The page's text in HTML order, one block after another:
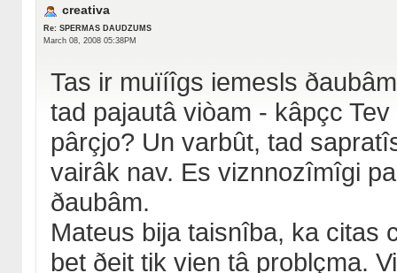
creativa
Re: SPERMAS DAUDZUMS
March 08, 2008 05:38PM
Tas ir muïíîgs iemesls
tad pajautâ viòam - kâpçc
pârçjo? Un varbût, tad
vairâk nav. Es viznnozîmîgi
ðaubâm.
Mateus bija taisnîba, ka citas
bet ðeit tik vien tâ problçma.